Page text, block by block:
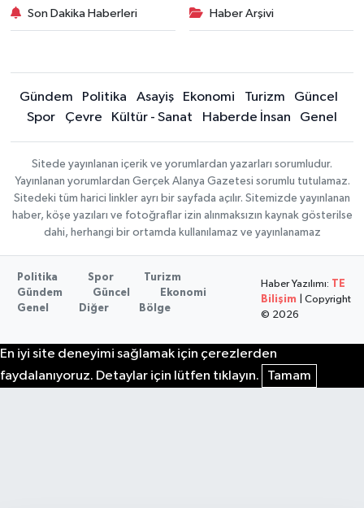
Son Dakika Haberleri Haber Arşivi
Gündem Politika Asayiş Ekonomi Turizm
Güncel
Spor
Çevre Kültür - Sanat Haberde İnsan Genel
Sitede yayınlanan içerik ve yorumlardan yazarları sorumludur.
Yayınlanan yorumlardan Gerçek Alanya Gazetesi sorumlu tutulamaz.
Sitedeki tüm harici linkler ayrı bir sayfada açılır. Sitemizde yayınlanan
haber, köşe yazıları ve fotoğraflar izin alınmaksızın kaynak gösterilse
dahi, herhangi bir ortamda kullanılamaz ve yayınlanamaz
Politika Spor
Turizm
Gündem
Güncel
Ekonomi
Genel
Diğer Bölge
Haber Yazılımı:
TE
Bilişim | Copyright
© 2026
En iyi site deneyimi sağlamak için çerezlerden
faydalanıyoruz. Detaylar için lütfen tıklayın.
Tamam